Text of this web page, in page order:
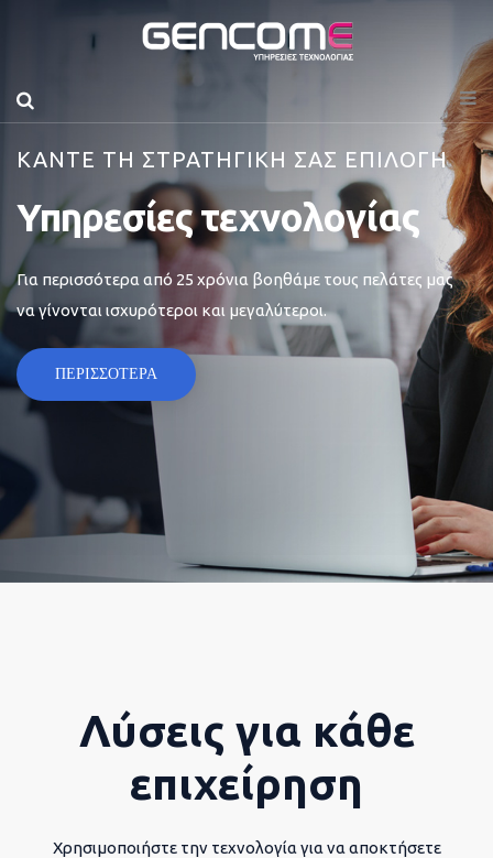
ΚΑΝΤΕ ΤΗ ΣΤΡΑΤΗΓΙΚΗ ΣΑΣ ΕΠΙΛΟΓΗ
Υπηρεσίες τεχνολογίας
Για περισσότερα από 25 χρόνια βοηθάμε τους πελάτες μας
να γίνονται ισχυρότεροι και μεγαλύτεροι.
ΠΕΡΙΣΣΟΤΕΡΑ
Λύσεις για κάθε
επιχείρηση
Χρησιμοποιήστε την τεχνολογία για να αποκτήσετε